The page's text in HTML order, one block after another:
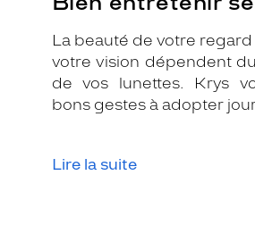
La beauté de votre
votre vision dépendent
de vos lunettes. Krys
bons gestes à adopter
Lire la suite